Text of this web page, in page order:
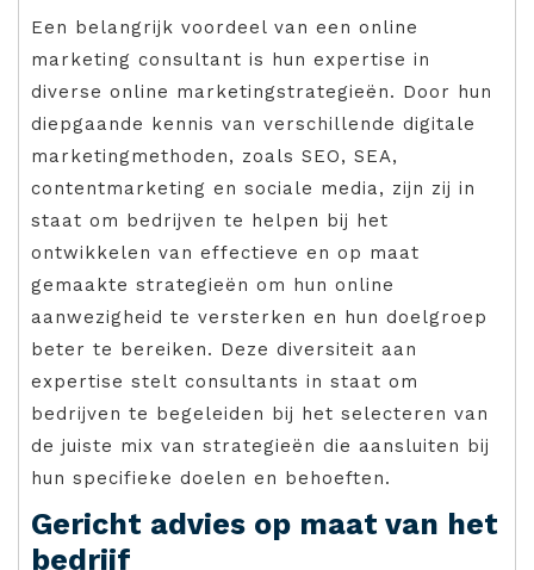
Een belangrijk voordeel van een online
marketing consultant is hun expertise in
diverse online marketingstrategieën. Door hun
diepgaande kennis van verschillende digitale
marketingmethoden, zoals SEO, SEA,
contentmarketing en sociale media, zijn zij in
staat om bedrijven te helpen bij het
ontwikkelen van effectieve en op maat
gemaakte strategieën om hun online
aanwezigheid te versterken en hun doelgroep
beter te bereiken. Deze diversiteit aan
expertise stelt consultants in staat om
bedrijven te begeleiden bij het selecteren van
de juiste mix van strategieën die aansluiten bij
hun specifieke doelen en behoeften.
Gericht advies op maat van het
bedrijf